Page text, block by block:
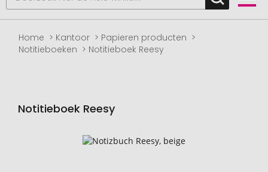
Home Kantoor
Papieren producten
Notitieboeken
Notitieboek Reesy
Notitieboek Reesy